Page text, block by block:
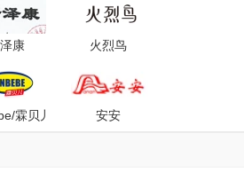
康 火烈鸟
霖贝儿 安安